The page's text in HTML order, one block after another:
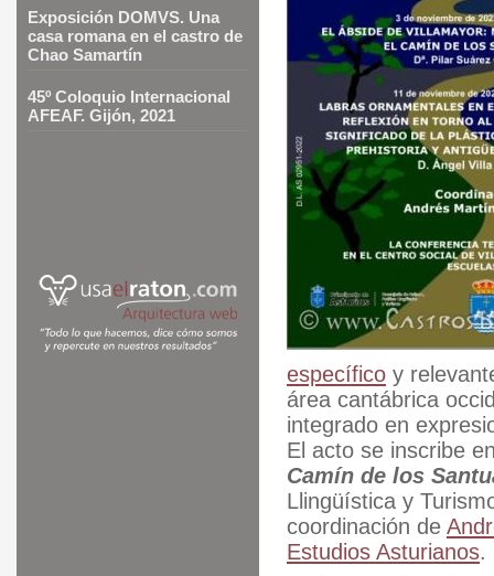
Exposición DOMVS. Una
casa romana en el castro de
Chao Samartín
45º Coloquio Internacional
AFEAF. Gijón, 2021
específico y
área cantábrica
integrado en
El acto se inscribe
Camín de los
Llingüística y
coordinación de
Estudios Asturianos.